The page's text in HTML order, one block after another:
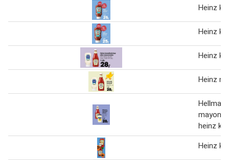
Heinz
Heinz
Heinz
Heinz
heinz
Heinz